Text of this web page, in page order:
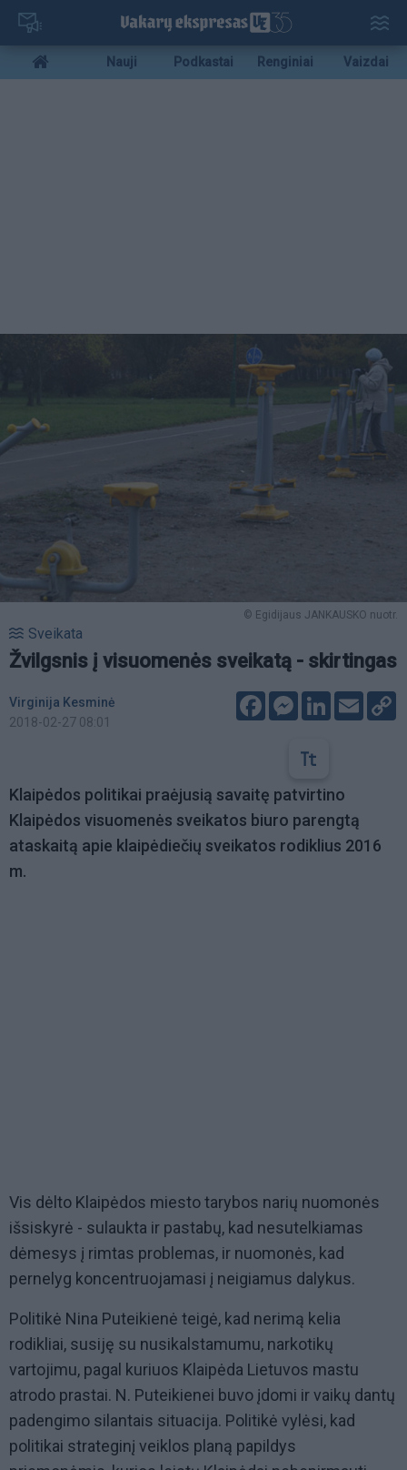
Pereiti
pagrindinį
turinį
Mobile
menu
Nauji Podkastai Renginiai Vaizdai
© Egidijaus JANKAUSKO nuotr.
Sveikata
Žvilgsnis į visuomenės sveikatą - skirtingas
Virginija Kesminė
2018-02-27 08:01
FacebookMessenger
LinkedIn
Email
Klaipėdos politikai praėjusią savaitę patvirtino
Klaipėdos visuomenės sveikatos biuro parengtą
ataskaitą apie klaipėdiečių sveikatos rodiklius 2016
m.
Vis dėlto Klaipėdos miesto tarybos narių nuomonės
išsiskyrė - sulaukta ir pastabų, kad nesutelkiamas
dėmesys į rimtas problemas, ir nuomonės, kad
pernelyg koncentruojamasi į neigiamus dalykus.
Politikė Nina Puteikienė teigė, kad nerimą kelia
rodikliai, susiję su nusikalstamumu, narkotikų
vartojimu, pagal kuriuos Klaipėda Lietuvos mastu
atrodo prastai. N. Puteikienei buvo įdomi ir vaikų dantų
padengimo silantais situacija. Politikė vylėsi, kad
politikai strateginį veiklos planą papildys